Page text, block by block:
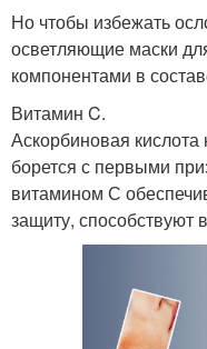
Но чтобы избежать
осветляющие маски
компонентами в
Витамин C.
Аскорбиновая кислота
борется с первыми
витамином С
защиту, способствуют